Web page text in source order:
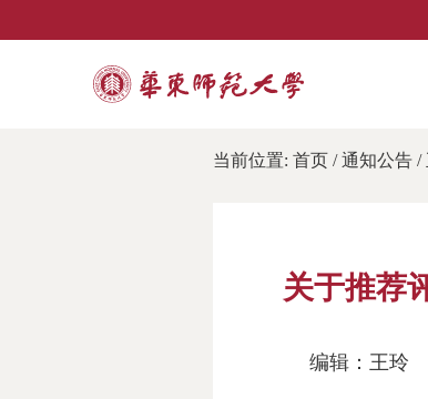
当前位置: 首页 /通知公告 /
关于推荐
编辑：王玲